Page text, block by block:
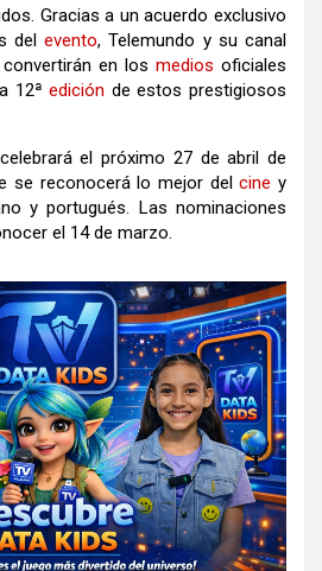
Gracias a un acuerdo exclusivo
del evento, Telemundo y su canal
en los medios oficiales
12ªedición de estos prestigiosos
el próximo 27 de abril de
se reconocerá lo mejor delcine y
y portugués. Las nominaciones
el 14 de marzo.